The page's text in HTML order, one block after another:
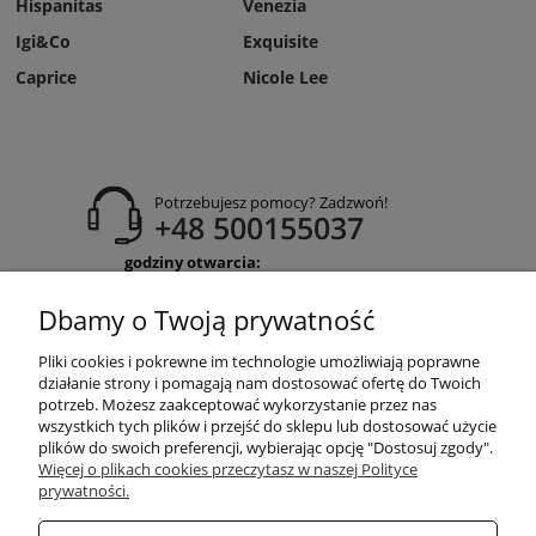
Hispanitas
Igi&Co
Caprice
Venezia
Exquisite
Nicole Lee
Potrzebujesz pomocy? Zadzwoń!
+48 500155037
godziny otwarcia:
obuwiehigo@gmail.com
WARUNKI ZAKUPÓW
MOJE KONTO
Dbamy o Twoją prywatność
Pliki cookies i pokrewne im technologie umożliwiają poprawne
działanie strony i pomagają nam dostosować ofertę do Twoich
potrzeb. Możesz zaakceptować wykorzystanie przez nas
wszystkich tych plików i przejść do sklepu lub dostosować użycie
plików do swoich preferencji, wybierając opcję "Dostosuj zgody".
Więcej o plikach cookies przeczytasz w naszej Polityce
prywatności.